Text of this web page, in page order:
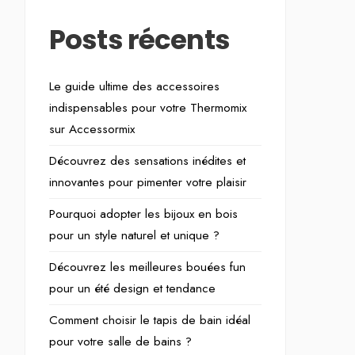
Posts récents
Le guide ultime des accessoires
indispensables pour votre Thermomix
sur Accessormix
Découvrez des sensations inédites et
innovantes pour pimenter votre plaisir
Pourquoi adopter les bijoux en bois
pour un style naturel et unique ?
Découvrez les meilleures bouées fun
pour un été design et tendance
Comment choisir le tapis de bain idéal
pour votre salle de bains ?